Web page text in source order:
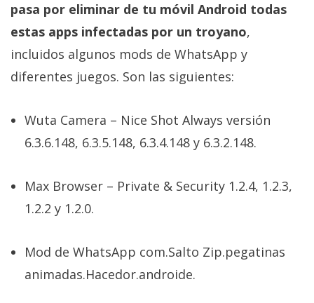
móviles,
ordenadores,
informática,
videojuegos,
comparativas,
El Grupo
Informático
derechos
reservados
pasa por eliminar de tu móvil Android todas
estas apps infectadas por un troyano,
incluidos algunos mods de WhatsApp y
diferentes juegos. Son las siguientes:
Wuta Camera – Nice Shot Always versión
6.3.6.148, 6.3.5.148, 6.3.4.148 y 6.3.2.148.
Max Browser – Private & Security 1.2.4, 1.2.3,
1.2.2 y 1.2.0.
Mod de WhatsApp com.Salto Zip.pegatinas
animadas.Hacedor.androide.